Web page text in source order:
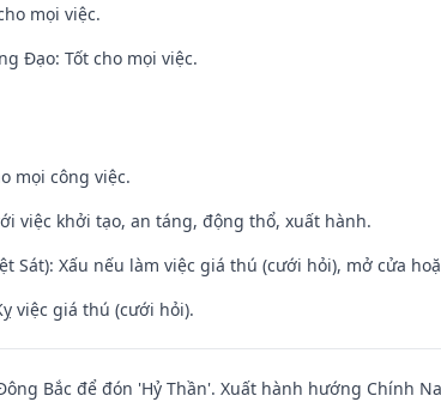
mọi việc.
Đạo: Tốt cho mọi việc.
mọi công việc.
việc khởi tạo, an táng, động thổ, xuất hành.
Sát): Xấu nếu làm việc giá thú (cưới hỏi), mở cửa
việc giá thú (cưới hỏi).
Bắc để đón 'Hỷ Thần'. Xuất hành hướng Chính